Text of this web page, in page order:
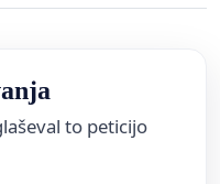
to peticijo